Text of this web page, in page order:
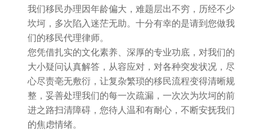
我们移民办理因年龄偏大，难题层出不穷，历经不少
坎坷，多次陷入迷茫无助。十分有幸的是请到您做我
们的移民代理律师。
您凭借扎实的文化素养、深厚的专业功底，对我们的
大小疑问认真解答，从容应对，对各种突发状况，尽
心尽责亳无敷衍，让复杂繁琐的移民流程变得清晰规
整，妥善处理我们的每一次疏漏，一次次为坎坷的前
进之路扫清障碍，您待人温和有耐心，不断安抚我们
的焦虑情绪。